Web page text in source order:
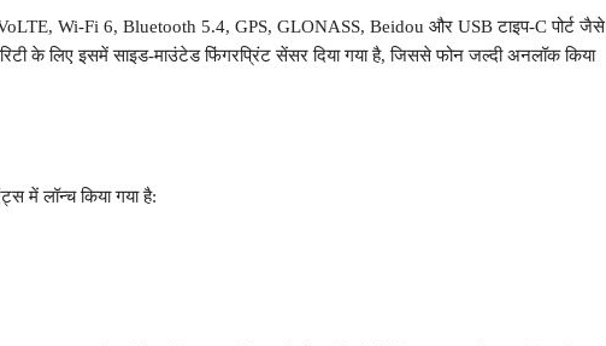
Wi-Fi 6, Bluetooth 5.4, GPS, GLONASS, Beidou और USB टाइप-C पोर्ट जैसे
के लिए इसमें साइड-माउंटेड फिंगरप्रिंट सेंसर दिया गया है, जिससे फोन जल्दी अनलॉक किया
में लॉन्च किया गया है: